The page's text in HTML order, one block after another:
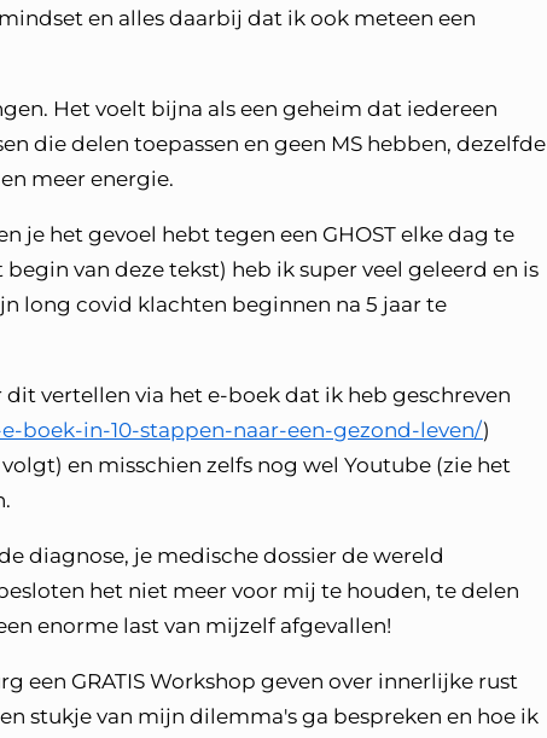
en alles daarbij dat ik ook meteen een
Het voelt bijna als een geheim dat iedereen
die delen toepassen en geen MS hebben, dezelfde
meer energie.
je het gevoel hebt tegen een GHOST elke dag te
van deze tekst) heb ik super veel geleerd en is
long covid klachten beginnen na 5 jaar te
vertellen via het e-boek dat ik heb geschreven
boek-in-10-stappen-naar-een-gezond-leven/)
en misschien zelfs nog wel Youtube (zie het
diagnose, je medische dossier de wereld
het niet meer voor mij te houden, te delen
enorme last van mijzelf afgevallen!
een GRATIS Workshop geven over innerlijke rust
stukje van mijn dilemma's ga bespreken en hoe ik